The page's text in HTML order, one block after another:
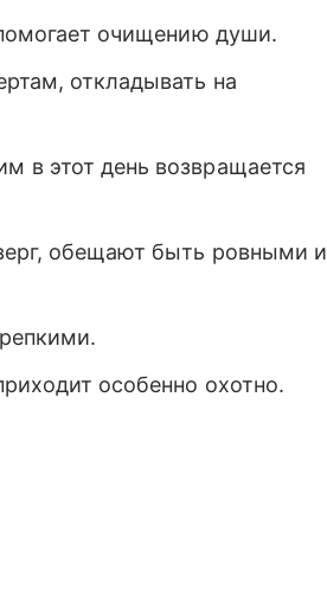
очищению души.
откладывать на
в этот день возвращается
обещают быть ровными и
особенно охотно.